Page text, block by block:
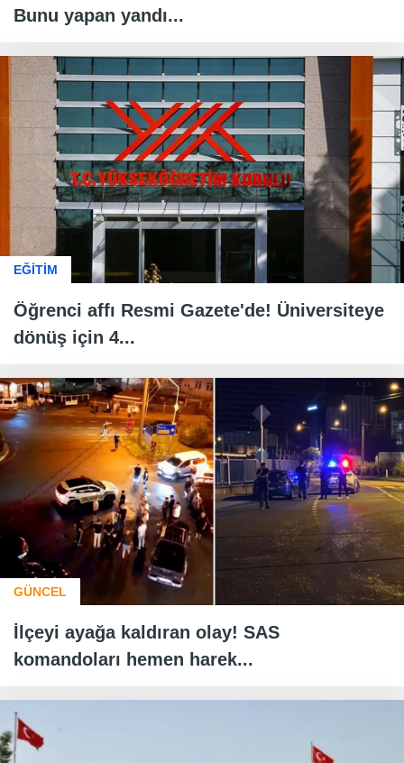
Bunu yapan yandı...
EĞİTİM
Öğrenci affı Resmi Gazete'de! Üniversiteye
dönüş için 4...
GÜNCEL
İlçeyi ayağa kaldıran olay! SAS
komandoları hemen harek...